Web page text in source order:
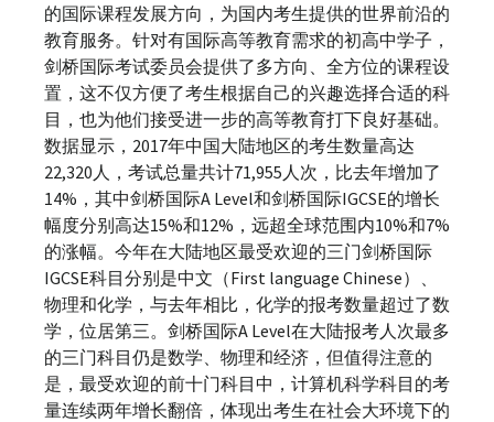
的国际课程发展方向，为国内考生提供的世界前沿的
教育服务。针对有国际高等教育需求的初高中学子，
剑桥国际考试委员会提供了多方向、全方位的课程设
置，这不仅方便了考生根据自己的兴趣选择合适的科
目，也为他们接受进一步的高等教育打下良好基础。
数据显示，2017年中国大陆地区的考生数量高达
22,320人，考试总量共计71,955人次，比去年增加了
14%，其中剑桥国际A Level和剑桥国际IGCSE的增长
幅度分别高达15%和12%，远超全球范围内10%和7%
的涨幅。今年在大陆地区最受欢迎的三门剑桥国际
IGCSE科目分别是中文（First language Chinese）、
物理和化学，与去年相比，化学的报考数量超过了数
学，位居第三。剑桥国际A Level在大陆报考人次最多
的三门科目仍是数学、物理和经济，但值得注意的
是，最受欢迎的前十门科目中，计算机科学科目的考
量连续两年增长翻倍，体现出考生在社会大环境下的